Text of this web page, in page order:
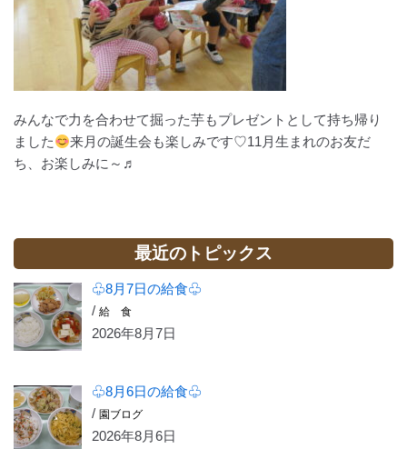
みんなで力を合わせて掘った芋もプレゼントとして持ち帰り
ました
来月の誕生会も楽しみです♡11月生まれのお友だ
ち、お楽しみに～♬
最近のトピックス
♧8月7日の給食♧
/給 食
2026年8月7日
♧8月6日の給食♧
/園ブログ
2026年8月6日